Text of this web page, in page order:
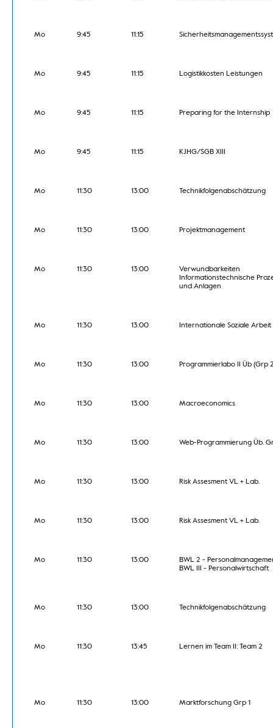
Mo 9:45 11:15
Mo 9:45 11:15 Logistikkosten Leistungen
Mo 9:45 11:15 Preparing for the Internship
Mo 9:45 11:15 KJHG/SGB XIII
Mo 11:30 13:00 Technikfolgenabschätzung
Mo 11:30 13:00 Projektmanagement
Mo 11:30 13:00
Verwundbarkeiten
Informationstechnische
und Anlagen
Mo 11:30 13:00 Internationale Soziale Arbeit
Mo 11:30 13:00 Programmierlabo II Üb (Grp
Mo 11:30 13:00 Macroeconomics
Mo 11:30 13:00 Web-Programmierung Üb.
Mo 11:30 13:00 Risk Assesment VL + Lab.
Mo 11:30 13:00 Risk Assesment VL + Lab.
Mo 11:30 13:00
BWL 2 -
BWL III - Personalwirtschaft
Mo 11:30 13:00 Technikfolgenabschätzung
Mo 11:30 13:45 Lernen im Team II: Team 2
Mo 11:30 13:00 Marktforschung Grp 1